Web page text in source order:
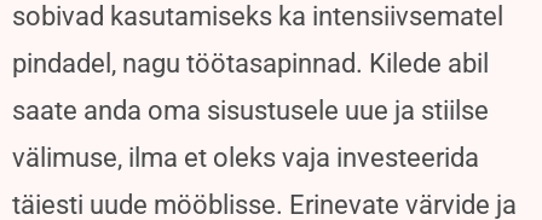
sobivad kasutamiseks ka intensiivsematel
pindadel, nagu töötasapinnad. Kilede abil
saate anda oma sisustusele uue ja stiilse
välimuse, ilma et oleks vaja investeerida
täiesti uude mööblisse. Erinevate värvide ja